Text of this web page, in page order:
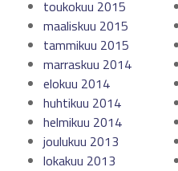
toukokuu 2015
maaliskuu 2015
tammikuu 2015
marraskuu 2014
elokuu 2014
huhtikuu 2014
helmikuu 2014
joulukuu 2013
lokakuu 2013